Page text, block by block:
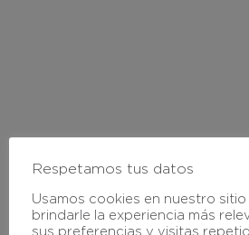
Crea tu
Respetamos tus datos
Usamos cookies en nuestro
brindarle la experiencia más
sus preferencias y visitas